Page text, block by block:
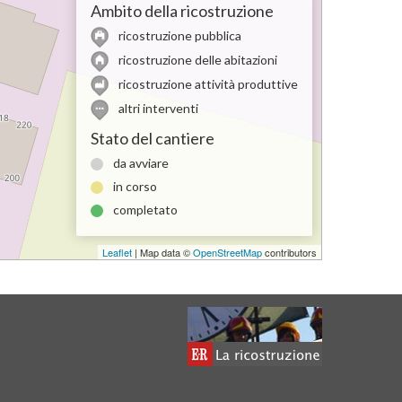
Ambito della ricostruzione
ricostruzione pubblica
ricostruzione delle abitazioni
ricostruzione attività produttive
altri interventi
Stato del cantiere
da avviare
in corso
completato
Leaflet | Map data ©OpenStreetMapcontributors